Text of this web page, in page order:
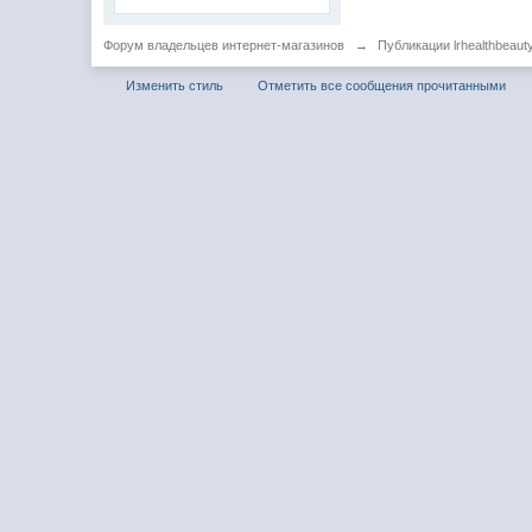
Форум владельцев интернет-магазинов → Публикации
Изменить стиль Отметить все сообщения прочитанными